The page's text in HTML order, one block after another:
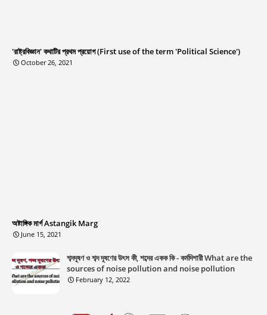
'রাষ্ট্রবিজ্ঞান' কথাটির প্রথম প্রয়োগ (First use of the term 'Political Science')
October 26, 2021
অষ্টাঙ্গিক মার্গ Astangik Marg
June 15, 2021
শব্দদূষণ ও শব্দ দূষণের উৎস কী, শব্দের একক কি - কর্মদিশারী What are the
sources of noise pollution and noise pollution
February 12, 2022